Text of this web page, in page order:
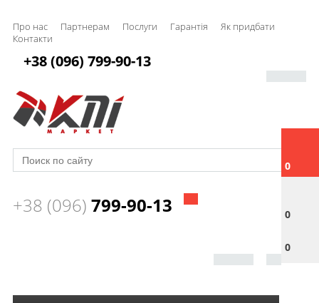
Про нас Партнерам Послуги Гарантія
Як придбати
Контакти
0
0
0
+38 (096) 799-90-13
+38 (096) 799-90-13